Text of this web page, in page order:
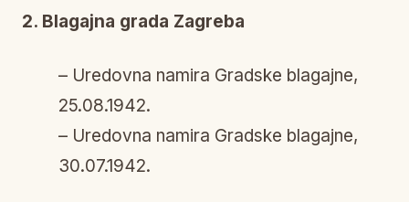
2. Blagajna grada Zagreba
– Uredovna namira Gradske blagajne,
25.08.1942.
– Uredovna namira Gradske blagajne,
30.07.1942.